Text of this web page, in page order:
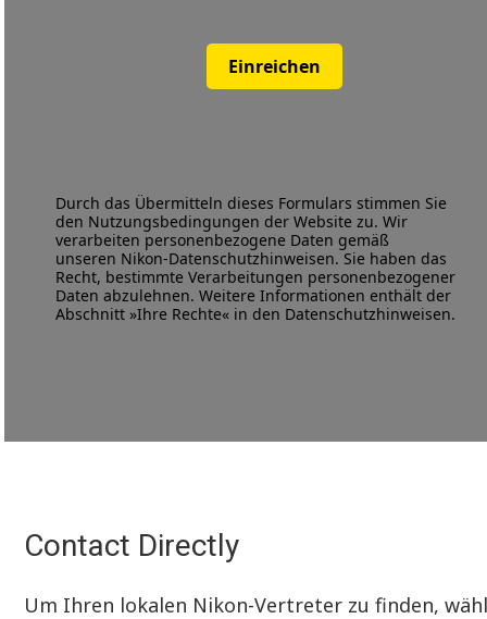
Einreichen
Durch das Übermitteln dieses Formulars stimmen Sie
den Nutzungsbedingungen der Website zu. Wir
verarbeiten personenbezogene Daten gemäß
unseren Nikon-Datenschutzhinweisen. Sie haben das
Recht, bestimmte Verarbeitungen personenbezogener
Daten abzulehnen. Weitere Informationen enthält der
Abschnitt »Ihre Rechte« in den Datenschutzhinweisen.
Contact Directly
Um Ihren lokalen Nikon-Vertreter zu finden,